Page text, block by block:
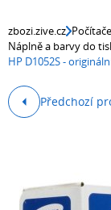
zbozi.zive.cz
Náplně a barvy do
HP D1052S -
Předchozí